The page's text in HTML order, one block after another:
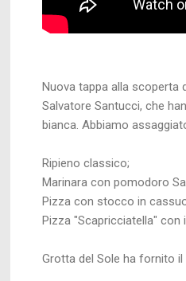
Nuova tappa alla scoperta
Salvatore Santucci, che
bianca. Abbiamo
Ripieno classico;
Marinara con pomodoro
Pizza con stocco in
Pizza "Scapricciatella" con
Grotta del Sole ha fornito